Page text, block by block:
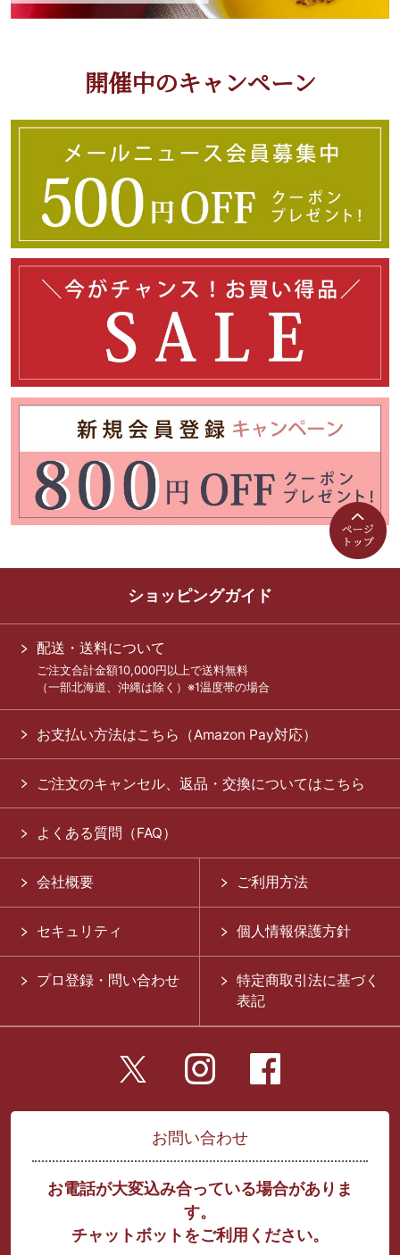
開催中のキャンペーン
ショッピングガイド
配送・送料について
ご注文合計金額10,000円以上で送料無料
（一部北海道、沖縄は除く）※1温度帯の場合
お支払い方法はこちら（Amazon Pay対応）
ご注文のキャンセル、返品・交換についてはこちら
よくある質問（FAQ）
会社概要 ご利用方法
セキュリティ 個人情報保護方針
プロ登録・問い合わせ
特定商取引法に基づく
表記
お問い合わせ
お電話が大変込み合っている場合がありま
す。
チャットボットをご利用ください。